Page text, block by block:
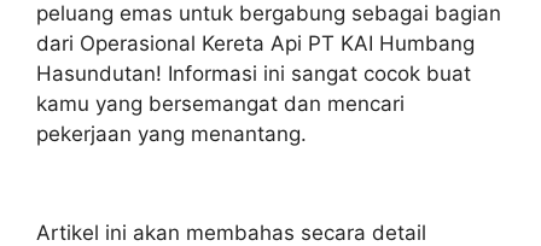
peluang emas untuk bergabung sebagai bagian
dari Operasional Kereta Api PT KAI Humbang
Hasundutan! Informasi ini sangat cocok buat
kamu yang bersemangat dan mencari
pekerjaan yang menantang.
Artikel ini akan membahas secara detail